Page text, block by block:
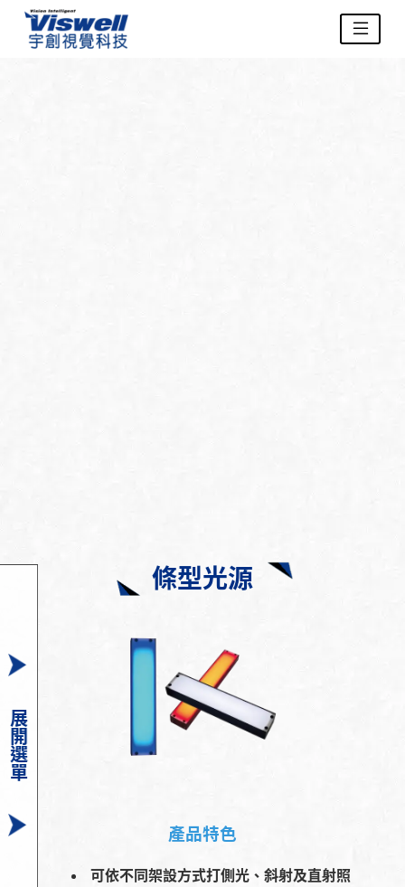
展開選單
條型光源
產品特色
可依不同架設方式打側光、斜射及直射照